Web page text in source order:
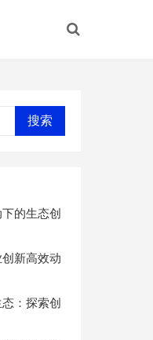
搜索
的生态创
新高效动
：探索创